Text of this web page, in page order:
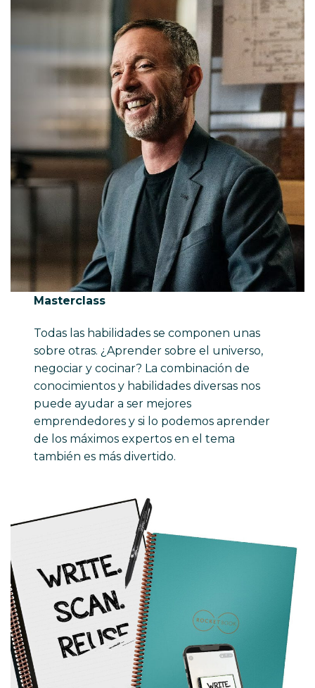
Masterclass
Todas las habilidades se componen unas
sobre otras. ¿Aprender sobre el universo,
negociar y cocinar? La combinación de
conocimientos y habilidades diversas nos
puede ayudar a ser mejores
emprendedores y si lo podemos aprender
de los máximos expertos en el tema
también es más divertido.